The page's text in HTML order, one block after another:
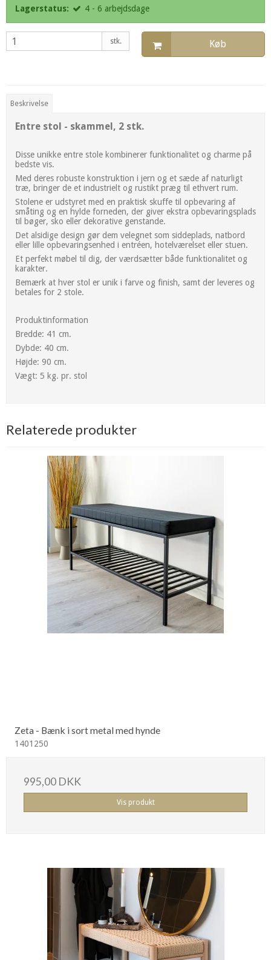
Lagerstatus: 4 - 6 arbejdsdage
stk. Køb
Beskrivelse
Entre stol - skammel, 2 stk.
Disse unikke entre stole kombinerer funktionalitet og charme på
bedste vis.
Med deres robuste konstruktion i jern og et sæde af naturligt
træ, bringer de et industrielt og rustikt præg til ethvert rum.
Stolene er udstyret med en praktisk skuffe til opbevaring af
småting og en hylde forneden, der giver ekstra opbevaringsplads
til bøger, sko eller dekorative genstande.
Det alsidige design gør dem velegnet som siddeplads, natbord
eller lille opbevaringsenhed i entréen, hotelværelset eller stuen.
Et perfekt møbel til dig, der værdsætter både funktionalitet og
karakter.
Bemærk at hver stol er unik i farve og finish, samt der leveres og
betales for 2 stole.
Produktinformation
Bredde: 41 cm.
Dybde: 40 cm.
Højde: 90 cm.
Vægt: 5 kg. pr. stol
Relaterede produkter
Zeta - Bænk i sort metal med hynde
1401250
995,00 DKK
Vis produkt